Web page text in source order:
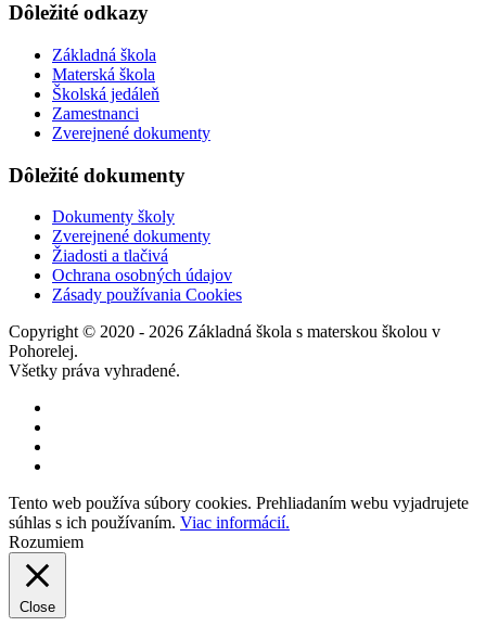
Dôležité odkazy
Základná škola
Materská škola
Školská jedáleň
Zamestnanci
Zverejnené dokumenty
Dôležité dokumenty
Dokumenty školy
Zverejnené dokumenty
Žiadosti a tlačivá
Ochrana osobných údajov
Zásady používania Cookies
Copyright © 2020 - 2026 Základná škola s materskou školou v
Pohorelej.
Všetky práva vyhradené.
Tento web používa súbory cookies. Prehliadaním webu vyjadrujete
súhlas s ich používaním. Viac informácií.
Rozumiem
Close